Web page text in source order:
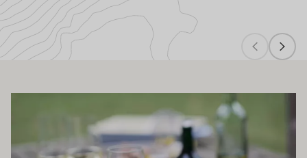
ZAJÍMAT TAKÉ